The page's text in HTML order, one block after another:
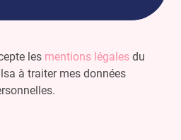
les mentions légalesdu
à traiter mes données